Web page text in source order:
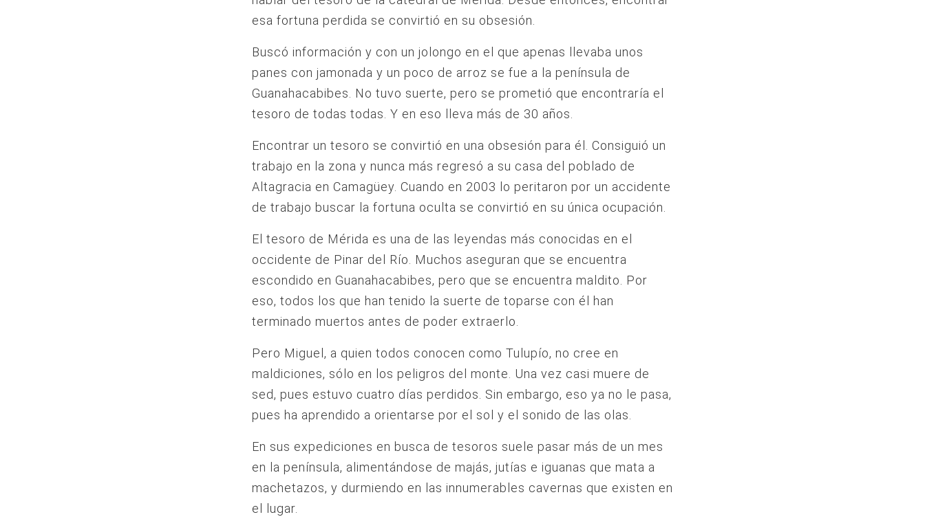
esa fortuna perdida se convirtió en su obsesión.
Buscó información y con un jolongo en el que apenas llevaba unos
panes con jamonada y un poco de arroz se fue a la península de
Guanahacabibes. No tuvo suerte, pero se prometió que encontraría el
tesoro de todas todas. Y en eso lleva más de 30 años.
Encontrar un tesoro se convirtió en una obsesión para él. Consiguió un
trabajo en la zona y nunca más regresó a su casa del poblado de
Altagracia en Camagüey. Cuando en 2003 lo peritaron por un accidente
de trabajo buscar la fortuna oculta se convirtió en su única ocupación.
El tesoro de Mérida es una de las leyendas más conocidas en el
occidente de Pinar del Río. Muchos aseguran que se encuentra
escondido en Guanahacabibes, pero que se encuentra maldito. Por
eso, todos los que han tenido la suerte de toparse con él han
terminado muertos antes de poder extraerlo.
Pero Miguel, a quien todos conocen como Tulupío, no cree en
maldiciones, sólo en los peligros del monte. Una vez casi muere de
sed, pues estuvo cuatro días perdidos. Sin embargo, eso ya no le pasa,
pues ha aprendido a orientarse por el sol y el sonido de las olas.
En sus expediciones en busca de tesoros suele pasar más de un mes
en la península, alimentándose de majás, jutías e iguanas que mata a
machetazos, y durmiendo en las innumerables cavernas que existen en
el lugar.